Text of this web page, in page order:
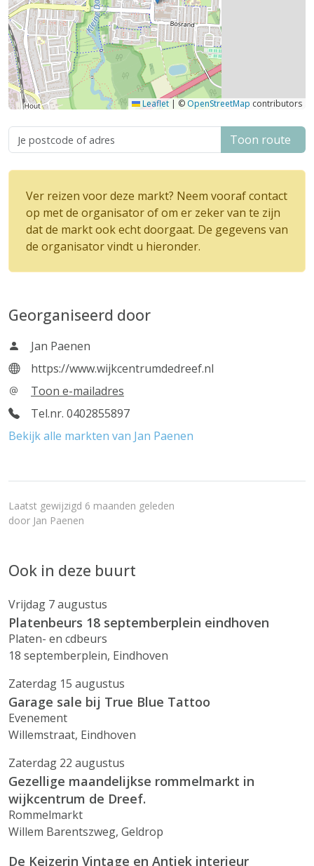
Leaflet | © OpenStreetMap contributors
Toon route
Ver reizen voor deze markt? Neem vooraf contact
op met de organisator of om er zeker van te zijn
dat de markt ook echt doorgaat. De gegevens van
de organisator vindt u hieronder.
Georganiseerd door
Jan Paenen
https://www.wijkcentrumdedreef.nl
Toon e-mailadres
Tel.nr. 0402855897
Bekijk alle markten van Jan Paenen
Laatst gewijzigd 6 maanden geleden
door Jan Paenen
Ook in deze buurt
Vrijdag 7 augustus
Platenbeurs 18 septemberplein eindhoven
Platen- en cdbeurs
18 septemberplein, Eindhoven
Zaterdag 15 augustus
Garage sale bij True Blue Tattoo
Evenement
Willemstraat, Eindhoven
Zaterdag 22 augustus
Gezellige maandelijkse rommelmarkt in
wijkcentrum de Dreef.
Rommelmarkt
Willem Barentszweg, Geldrop
De Keizerin Vintage en Antiek interieur